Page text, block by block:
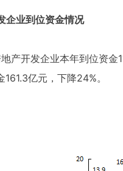
企业到位资金情况
产开发企业本年到位资
亿元，下降24%。